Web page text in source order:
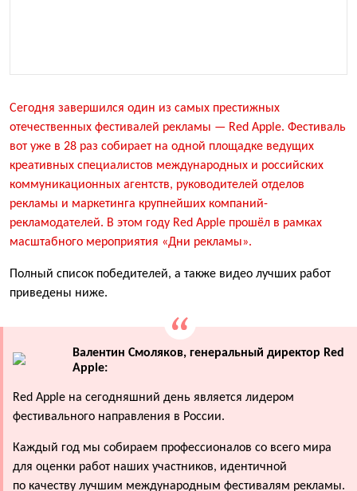
Сегодня завершился один из самых престижных
отечественных фестивалей рекламы — Red Apple. Фестиваль
вот уже в 28 раз собирает на одной площадке ведущих
креативных специалистов международных и российских
коммуникационных агентств, руководителей отделов
рекламы и маркетинга крупнейших компаний-
рекламодателей. В этом году Red Apple прошёл в рамках
масштабного мероприятия «Дни рекламы».
Полный список победителей, а также видео лучших работ
приведены ниже.
Валентин Смоляков, генеральный директор Red
Apple:
Red Apple на сегодняшний день является лидером
фестивального направления в России.
Каждый год мы собираем профессионалов со всего мира
для оценки работ наших участников, идентичной
по качеству лучшим международным фестивалям рекламы.